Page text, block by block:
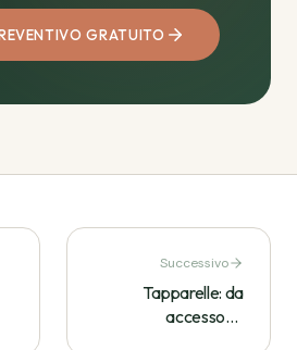
GRATUITO
Successivo
Tapparelle: da
accessorio